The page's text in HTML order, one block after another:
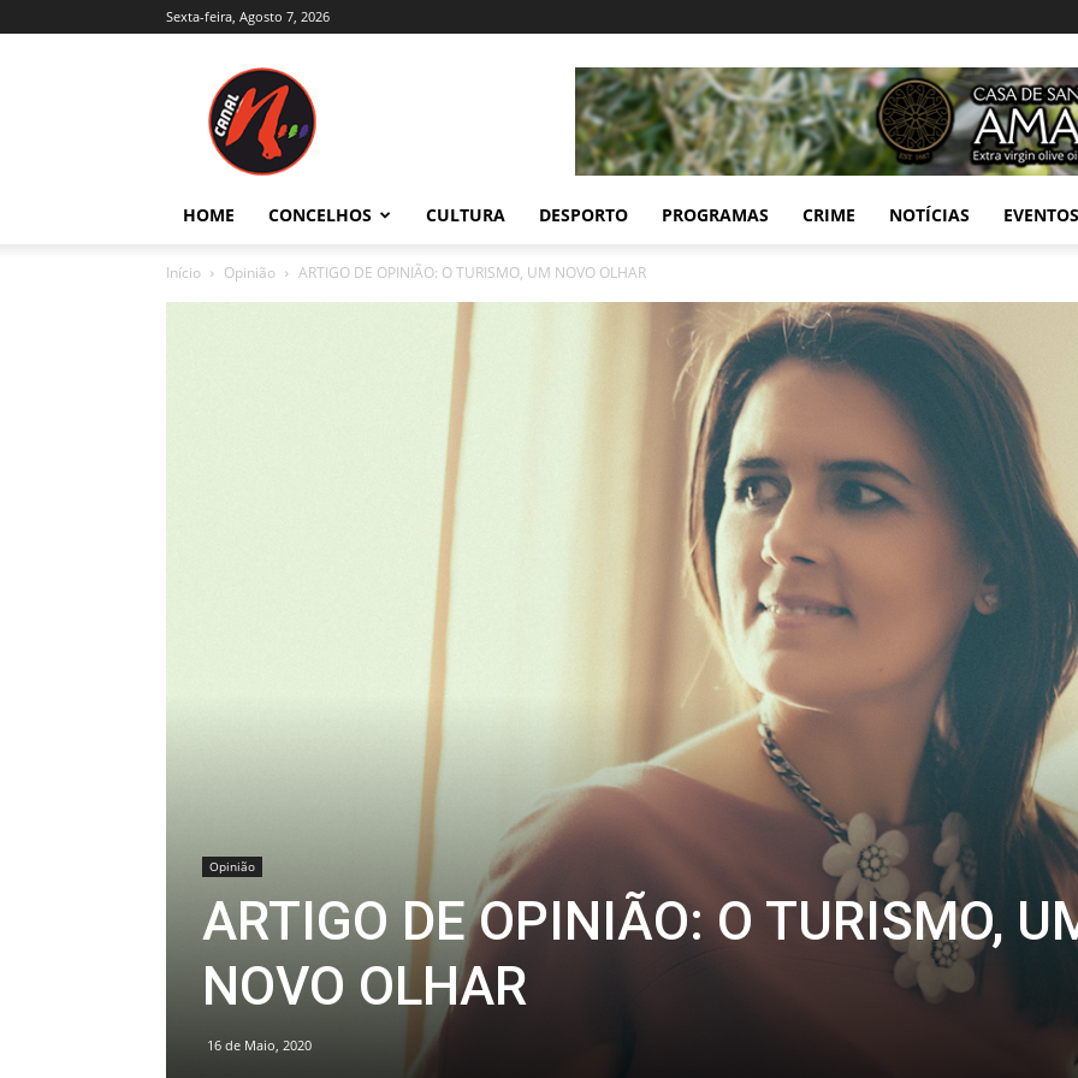
Sexta-feira, Agosto 7, 2026
Trás-
e
Alto
HOME CONCELHOS CULTURA DESPORTO PROGRAMAS CRIME NOTÍCIAS EVENTOS
Início Opinião ARTIGO DE OPINIÃO: O TURISMO, UM NOVO OLHAR
Opinião
ARTIGO DE OPINIÃO: O TURISMO,
NOVO OLHAR
16 de Maio, 2020